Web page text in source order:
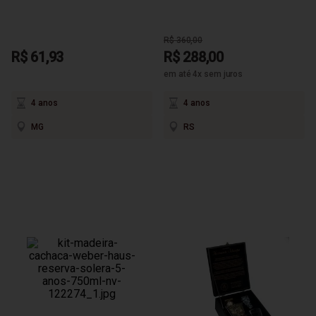
R$ 61,93
4 anos
MG
R$ 360,00
R$ 288,00
em até 4x sem juros
4 anos
RS